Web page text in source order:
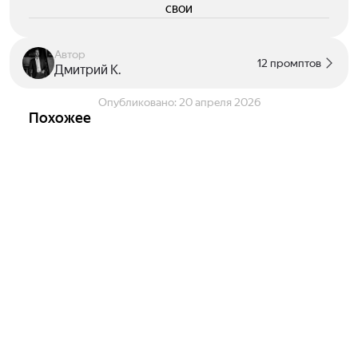
свои
Автор
Дмитрий К. 12 промптов
Опубликовано: 20 апреля 2026
Похожее